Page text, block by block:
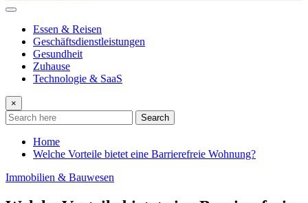
Essen & Reisen
Geschäftsdienstleistungen
Gesundheit
Zuhause
Technologie & SaaS
×
Search
Home
Welche Vorteile bietet eine Barrierefreie Wohnung?
Immobilien & Bauwesen